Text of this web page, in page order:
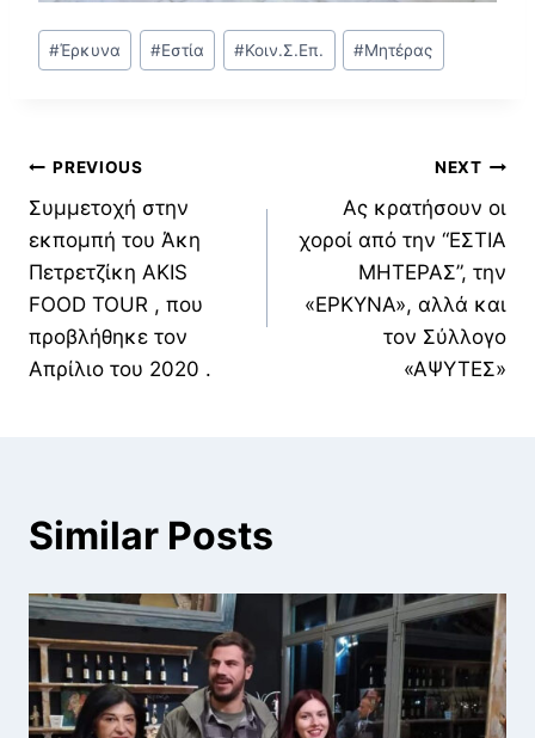
Post
Tags:
#Έρκυνα #Εστία #Κοιν.Σ.Επ. #Μητέρας
Πλοήγηση
άρθρων
PREVIOUS
Συμμετοχή στην
εκπομπή του Άκη
Πετρετζίκη AKIS
FOOD TOUR , που
προβλήθηκε τον
Απρίλιο του 2020 .
NEXT
Ας κρατήσουν οι
χοροί από την “ΕΣΤΙΑ
ΜΗΤΕΡΑΣ”, την
«ΕΡΚΥΝΑ», αλλά και
τον Σύλλογο
«ΑΨΥΤΕΣ»
Similar Posts